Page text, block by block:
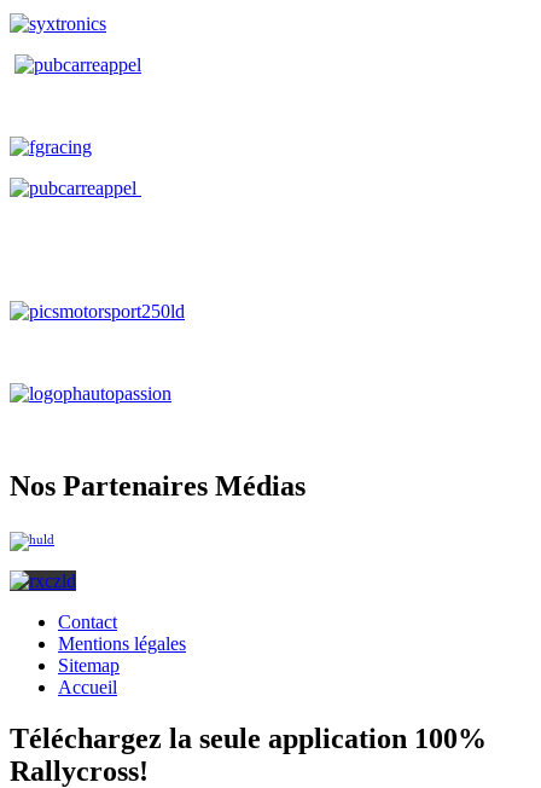
Nos Partenaires Médias
Contact
Mentions légales
Sitemap
Accueil
Téléchargez la seule application 100%
Rallycross!